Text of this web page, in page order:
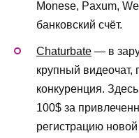
Monese, Paxum,
банковский счёт.
Chaturbate — в
крупный видеочат,
конкуренция.
100$ за
регистрацию